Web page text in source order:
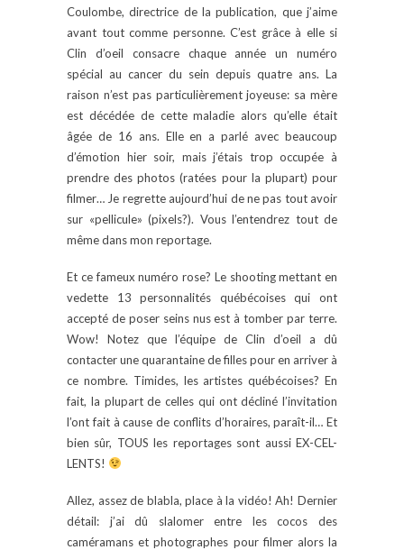
Coulombe, directrice de la publication, que j’aime
avant tout comme personne. C’est grâce à elle si
Clin d’oeil consacre chaque année un numéro
spécial au cancer du sein depuis quatre ans. La
raison n’est pas particulièrement joyeuse: sa mère
est décédée de cette maladie alors qu’elle était
âgée de 16 ans. Elle en a parlé avec beaucoup
d’émotion hier soir, mais j’étais trop occupée à
prendre des photos (ratées pour la plupart) pour
filmer… Je regrette aujourd’hui de ne pas tout avoir
sur «pellicule» (pixels?). Vous l’entendrez tout de
même dans mon reportage.
Et ce fameux numéro rose? Le shooting mettant en
vedette 13 personnalités québécoises qui ont
accepté de poser seins nus est à tomber par terre.
Wow! Notez que l’équipe de Clin d’oeil a dû
contacter une quarantaine de filles pour en arriver à
ce nombre. Timides, les artistes québécoises? En
fait, la plupart de celles qui ont décliné l’invitation
l’ont fait à cause de conflits d’horaires, paraît-il… Et
bien sûr, TOUS les reportages sont aussi EX-CEL-
LENTS!
Allez, assez de blabla, place à la vidéo! Ah! Dernier
détail: j’ai dû slalomer entre les cocos des
caméramans et photographes pour filmer alors la